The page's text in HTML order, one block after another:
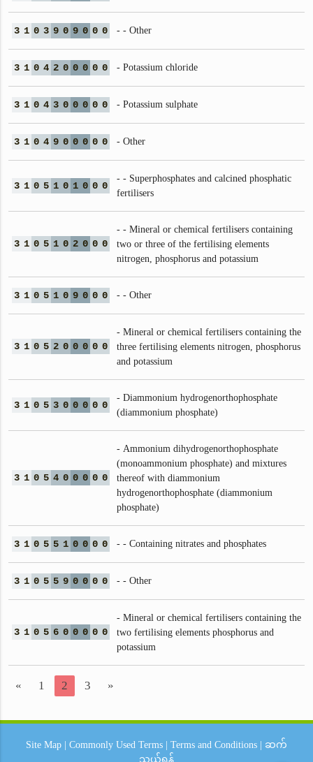
3 1 0 3 9 0 9 0 0 0 - - Other
3 1 0 4 2 0 0 0 0 0 - Potassium chloride
3 1 0 4 3 0 0 0 0 0 - Potassium sulphate
3 1 0 4 9 0 0 0 0 0 - Other
3 1 0 5 1 0 1 0 0 0
- - Superphosphates and calcined phosphatic
fertilisers
3 1 0 5 1 0 2 0 0 0
- - Mineral or chemical fertilisers containing
two or three of the fertilising elements
nitrogen, phosphorus and potassium
3 1 0 5 1 0 9 0 0 0 - - Other
3 1 0 5 2 0 0 0 0 0
- Mineral or chemical fertilisers containing the
three fertilising elements nitrogen, phosphorus
and potassium
3 1 0 5 3 0 0 0 0 0
- Diammonium hydrogenorthophosphate
(diammonium phosphate)
3 1 0 5 4 0 0 0 0 0
- Ammonium dihydrogenorthophosphate
(monoammonium phosphate) and mixtures
thereof with diammonium
hydrogenorthophosphate (diammonium
phosphate)
3 1 0 5 5 1 0 0 0 0 - - Containing nitrates and phosphates
3 1 0 5 5 9 0 0 0 0 - - Other
3 1 0 5 6 0 0 0 0 0
- Mineral or chemical fertilisers containing the
two fertilising elements phosphorus and
potassium
« 1 2 3 »
Site Map Commonly Used Terms Terms and Conditions
ဆက်
သွယ်ရန်